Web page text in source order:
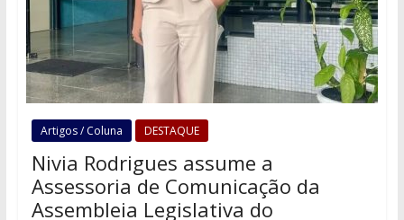
Artigos / Coluna DESTAQUE
Nivia Rodrigues assume a
Assessoria de Comunicação da
Assembleia Legislativa do